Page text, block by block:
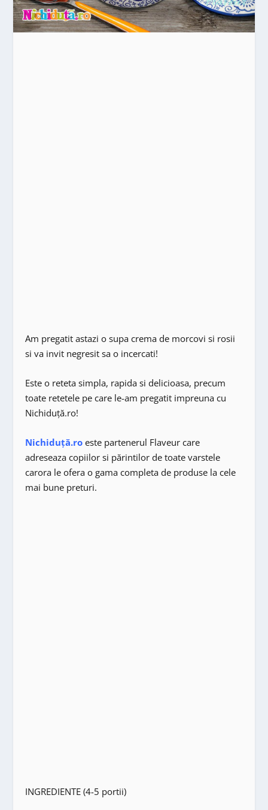
Am pregatit astazi o supa crema de morcovi si rosii
si va invit negresit sa o incercati!
Este o reteta simpla, rapida si delicioasa, precum
toate retetele pe care le-am pregatit impreuna cu
Nichiduță.ro!
Nichiduță.ro este partenerul Flaveur care
adreseaza copiilor si părintilor de toate varstele
carora le ofera o gama completa de produse la cele
mai bune preturi.
INGREDIENTE (4-5 portii)